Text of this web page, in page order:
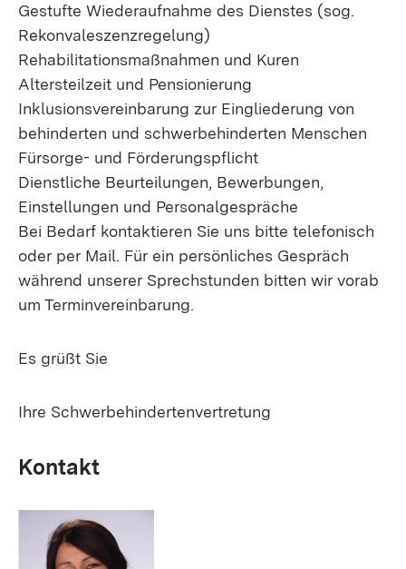
Gestufte Wiederaufnahme des Dienstes (sog.
Rekonvaleszenzregelung)
Rehabilitationsmaßnahmen und Kuren
Altersteilzeit und Pensionierung
Inklusionsvereinbarung zur Eingliederung von
behinderten und schwerbehinderten Menschen
Fürsorge- und Förderungspflicht
Dienstliche Beurteilungen, Bewerbungen,
Einstellungen und Personalgespräche
Bei Bedarf kontaktieren Sie uns bitte telefonisch
oder per Mail. Für ein persönliches Gespräch
während unserer Sprechstunden bitten wir vorab
um Terminvereinbarung.
Es grüßt Sie
Ihre Schwerbehindertenvertretung
Kontakt